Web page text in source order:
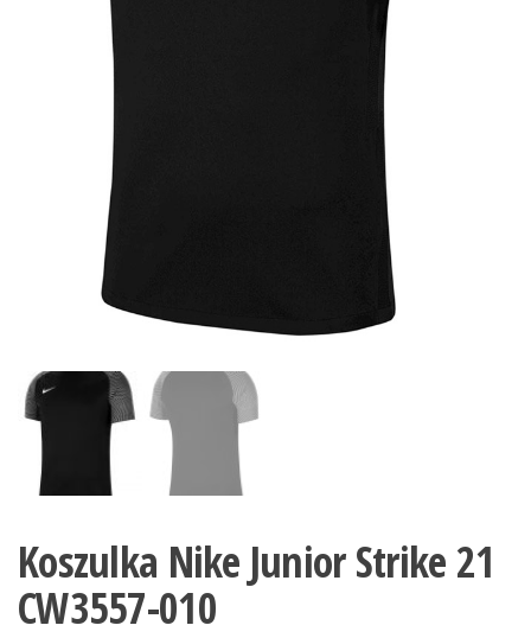
Koszulka Nike Junior Strike 21
CW3557-010